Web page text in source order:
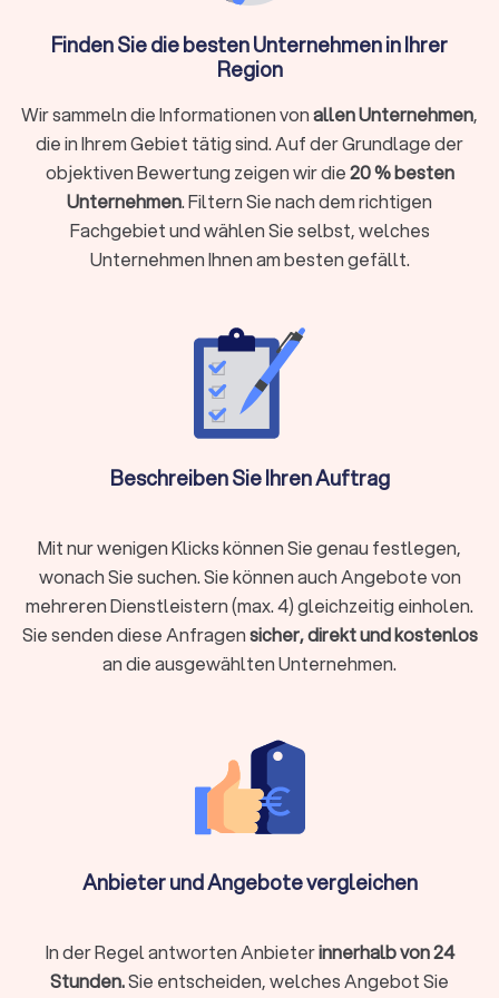
um ihre Finanzen berät. Solche Experten helfen Klienten,
fundierte Entscheidungen über ihre Geldanlagen,
treffen. Dies gelingt durch die Analyse der Finanzsituation
und durch die Entwicklung. Implementierung und
Überwachung eines maßgeschneiderten Finanzplans. Eine
gute Finanzberatung kann spezialisiert sein oder im Team von
Experten für unterschiedliche Bereiche als unabhängige
Berater für Sie tätig werden:
Versicherungen
Baufinanzierung, Hypotheken & Immobilien
Unternehmensberatung & Finanzierung
Der Finanzberater für Versicherungen weiß durch die
Schilderung Ihrer Lebens- und Finanzsituation die besten
Tierhalterhaftpflicht: Bei einem unabhängigen
Versicherungsberater in Metzingen sind Sie in den besten
Baufinanzierung, Hypotheken & Immobilien
Experten für die Baufinanzierung
Hypotheken und Immobilien allgemein helfen Ihnen, das
Beste aus Ihrer Immobiliensituation herauszuholen.
Vermögensverwaltung, Finanzplanung & -
beratung
noch am Anfang der Finanzplanung steht, möchte Vermögen
aufbauen. Für Berater zu Vermögensverwaltung,
Finanzplanung und -beratung finden Sie bei uns wertvolle
Finden Sie die besten Unternehmen in Ihrer
Region
Wir sammeln die Informationen vonallen Unternehmen,
die in Ihrem Gebiet tätig sind. Auf der Grundlage der
objektiven Bewertung zeigen wir die20 % besten
Unternehmen. Filtern Sie nach dem richtigen
Fachgebiet und wählen Sie selbst, welches
Unternehmen Ihnen am besten gefällt.
Beschreiben Sie Ihren Auftrag
Mit nur wenigen Klicks können Sie genau festlegen,
wonach Sie suchen. Sie können auch Angebote von
mehreren Dienstleistern (max. 4) gleichzeitig einholen.
Sie senden diese Anfragensicher, direkt und kostenlos
an die ausgewählten Unternehmen.
Anbieter und Angebote vergleichen
In der Regel antworten Anbieterinnerhalb von 24
Stunden.Sie entscheiden, welches Angebot Sie